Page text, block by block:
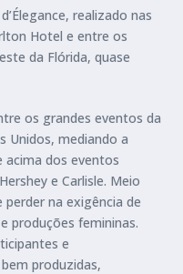
realizado nas
Hotel e entre os
da Flórida, quase
os grandes eventos da
Unidos, mediando a
acima dos eventos
e Carlisle. Meio
na exigência de
produções femininas.
e
produzidas,